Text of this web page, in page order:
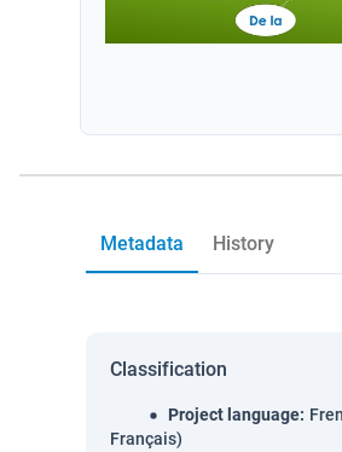
Metadata History
Classification
Project language:
Français)